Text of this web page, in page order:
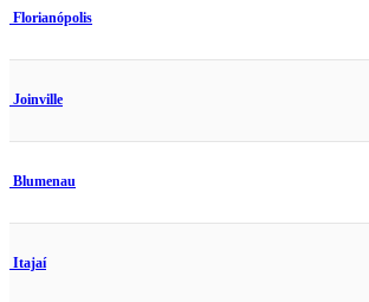
Florianópolis
Joinville
Blumenau
Itajaí